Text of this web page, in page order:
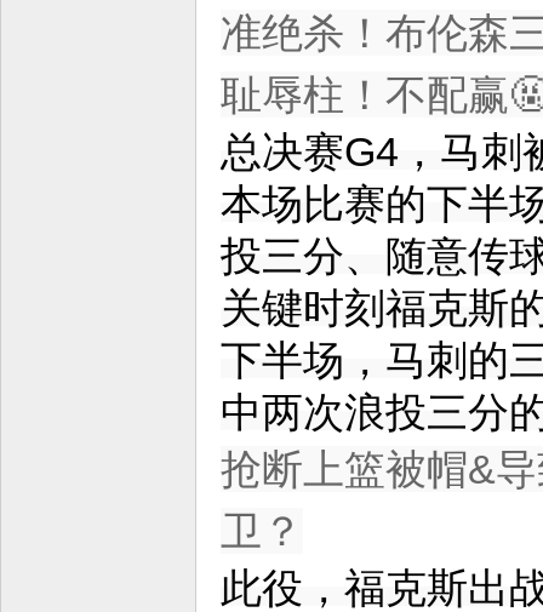
准绝杀！布伦森
耻辱柱！不配赢
总决赛G4，马刺
本场比赛的下半
投三分、随意传
关键时刻福克斯
下半场，马刺的
中两次浪投三分
抢断上篮被帽&
卫？
此役，福克斯出